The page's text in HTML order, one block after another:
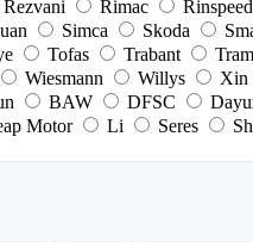
Rezvani Rimac Rinspeed
Simca Skoda
Tofas Trabant
Wiesmann Willys Xin
BAW DFSC
Motor Li Seres